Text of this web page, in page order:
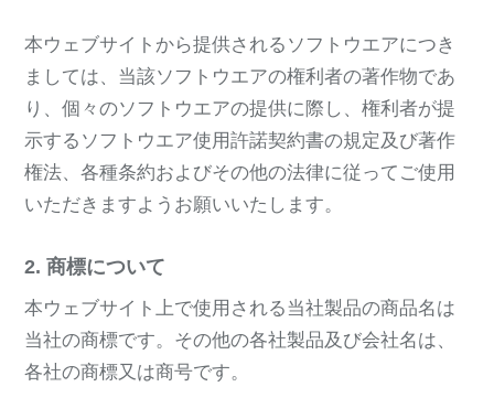
本ウェブサイトから提供されるソフトウエアにつき
ましては、当該ソフトウエアの権利者の著作物であ
り、個々のソフトウエアの提供に際し、権利者が提
示するソフトウエア使用許諾契約書の規定及び著作
権法、各種条約およびその他の法律に従ってご使用
いただきますようお願いいたします。
2. 商標について
本ウェブサイト上で使用される当社製品の商品名は
当社の商標です。その他の各社製品及び会社名は、
各社の商標又は商号です。